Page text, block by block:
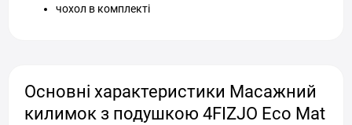
чохол в комплекті
Основні характеристики Масажний
килимок з подушкою 4FIZJO Eco Mat